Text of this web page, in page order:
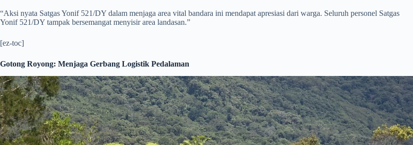
“Aksi nyata Satgas Yonif 521/DY dalam menjaga area vital bandara ini mendapat apresiasi dari warga. Seluruh personel Satgas
Yonif 521/DY tampak bersemangat menyisir area landasan.”
[ez-toc]
Gotong Royong: Menjaga Gerbang Logistik Pedalaman